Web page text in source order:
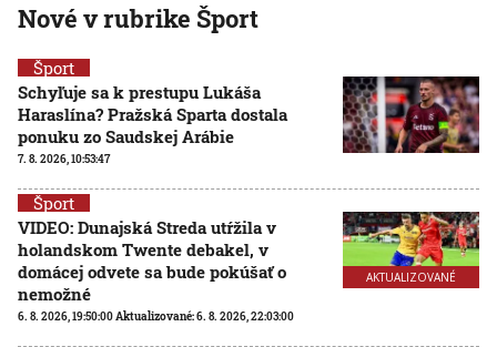
Nové v rubrike Šport
Šport
Schyľuje sa k prestupu Lukáša
Haraslína? Pražská Sparta dostala
ponuku zo Saudskej Arábie
7. 8. 2026, 10:53:47
AKTUALIZOVANÉ
Šport
VIDEO: Dunajská Streda utŕžila v
holandskom Twente debakel, v
domácej odvete sa bude pokúšať o
nemožné
6. 8. 2026, 19:50:00 Aktualizované:6. 8. 2026, 22:03:00